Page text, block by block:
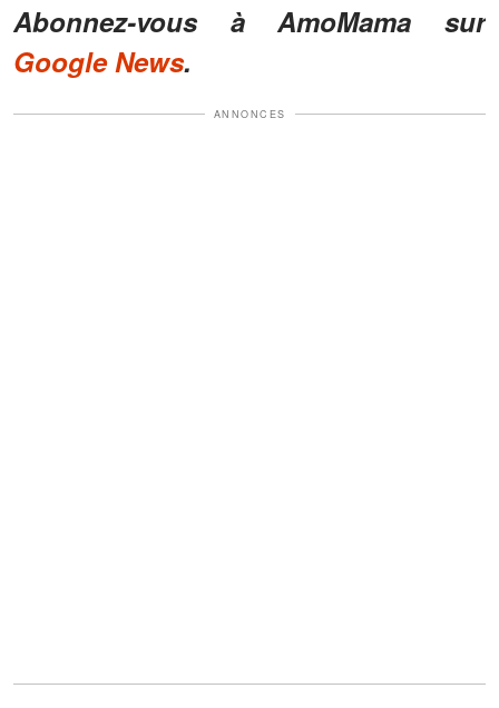
Abonnez-vous à AmoMama sur
Google News.
ANNONCES